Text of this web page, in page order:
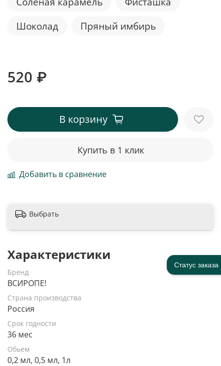
Шоколад
Пряный имбирь
520 ₽
В корзину
Купить в 1 клик
Добавить в сравнение
Выбрать
Характеристики
Бренд
ВСИРОПЕ!
Страна производства
Россия
Срок годности
36 мес
Обьем
0,2 мл, 0,5 мл, 1л
Статус заказа